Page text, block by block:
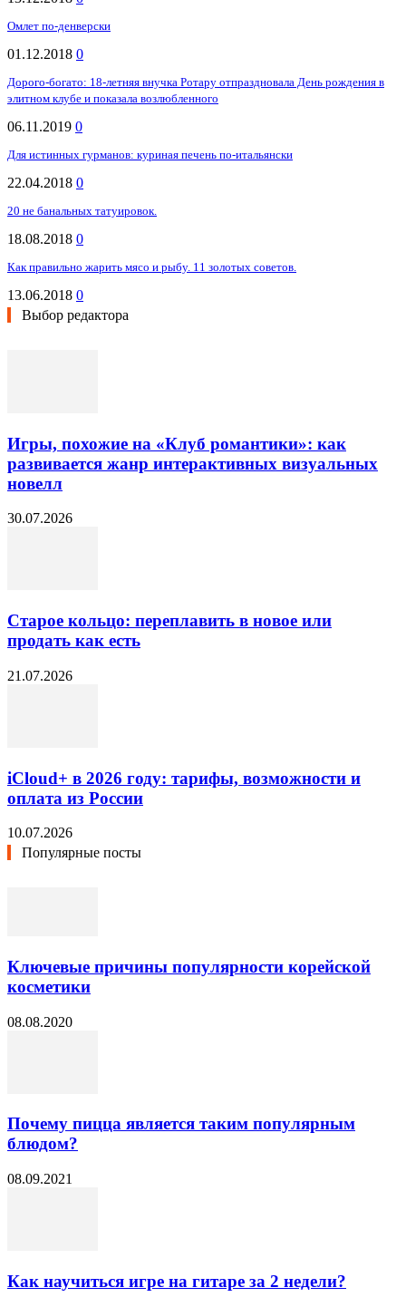
Омлет по-денверски
01.12.2018 0
Дорого-богато: 18-летняя внучка Ротару отпраздновала День рождения в
элитном клубе и показала возлюбленного
06.11.2019 0
Для истинных гурманов: куриная печень по-итальянски
22.04.2018 0
20 не банальных татуировок.
18.08.2018 0
Как правильно жарить мясо и рыбу. 11 золотых советов.
13.06.2018 0
Выбор редактора
Игры, похожие на «Клуб романтики»: как
развивается жанр интерактивных визуальных
новелл
30.07.2026
Старое кольцо: переплавить в новое или
продать как есть
21.07.2026
iCloud+ в 2026 году: тарифы, возможности и
оплата из России
10.07.2026
Популярные посты
Ключевые причины популярности корейской
косметики
08.08.2020
Почему пицца является таким популярным
блюдом?
08.09.2021
Как научиться игре на гитаре за 2 недели?